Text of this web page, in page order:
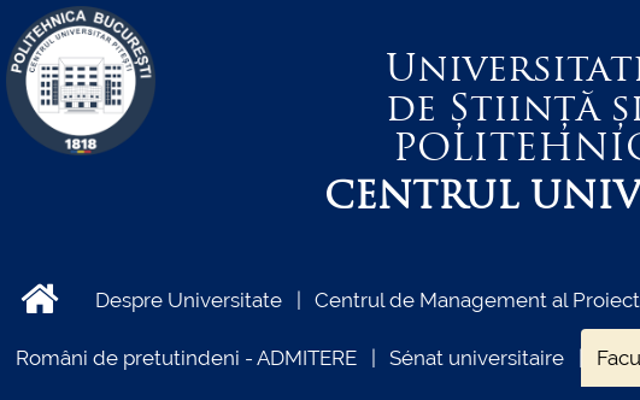
de Știință
CENTRUL
Despre Universitate Centrul de Management al
Români de pretutindeni - ADMITERE Sénat universitaire